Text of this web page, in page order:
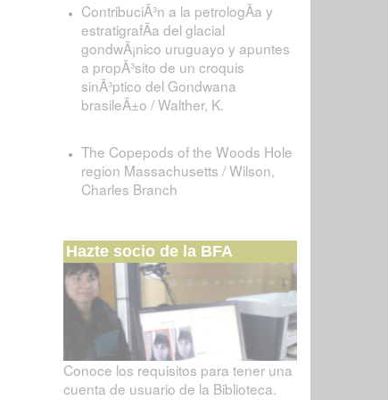
ContribuciÃ³n a la petrologÃ­a y
estratigrafÃ­a del glacial
gondwÃ¡nico uruguayo y apuntes
a propÃ³sito de un croquis
sinÃ³ptico del Gondwana
brasileÃ±o / Walther, K.
The Copepods of the Woods Hole
region Massachusetts / Wilson,
Charles Branch
Hazte socio de la BFA
Conoce los requisitos para tener una
cuenta de usuario de la Biblioteca.